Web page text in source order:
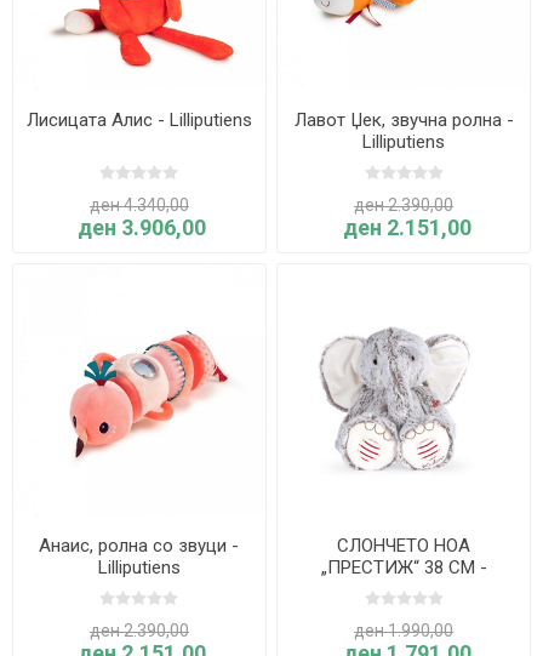
Лисицата Алис - Lilliputiens
ден 4.340,00
ден 3.906,00
Лавот Џек, звучна ролна -
Lilliputiens
ден 2.390,00
ден 2.151,00
Анаис, ролна со звуци -
Lilliputiens
ден 2.390,00
СЛОНЧЕТО НОА
„ПРЕСТИЖ“ 38 CM -
KALOO
ден 1.990,00